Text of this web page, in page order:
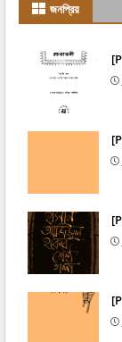
জনপ্রিয়